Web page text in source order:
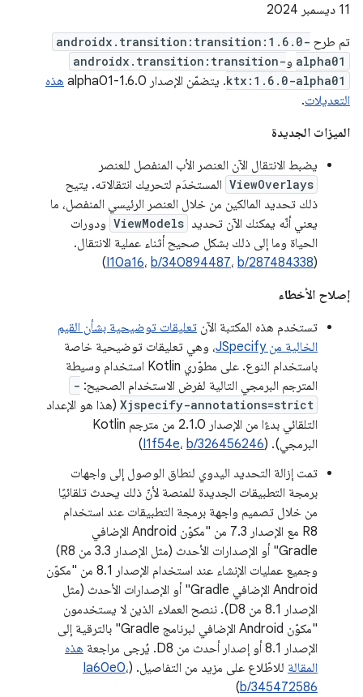
‫11 ديسمبر 2024
تم طرح androidx.transition:transition:1.6.0-
alpha01 وandroidx.transition:transition-
ktx:1.6.0-alpha01. يتضمّن الإصدار 1.6.0-alpha01
هذه
التعديلات.
الميزات الجديدة
يضبط الانتقال الآن العنصر الأب المنفصل للعنصر
ViewOverlays المستخدَم لتحريك انتقالاته. يتيح
ذلك تحديد المالكين من خلال العنصر الرئيسي المنفصل، ما
يعني أنّه يمكنك الآن تحديد ViewModels ودورات
الحياة وما إلى ذلك بشكل صحيح أثناء عملية الانتقال.
(
I10a16، b/340894487، b/287484338
)
إصلاح الأخطاء
تستخدم هذه المكتبة الآن تعليقات توضيحية بشأن القيم
الخالية من JSpecify
، وهي تعليقات توضيحية خاصة
باستخدام النوع. على مطوّري Kotlin استخدام وسيطة
المترجم البرمجي التالية لفرض الاستخدام الصحيح: -
Xjspecify-annotations=strict (هذا هو الإعداد
التلقائي بدءًا من الإصدار 2.1.0 من مترجم Kotlin
البرمجي). (
I1f54e، b/326456246
)
تمت إزالة التحديد اليدوي لنطاق الوصول إلى واجهات
برمجة التطبيقات الجديدة للمنصة لأنّ ذلك يحدث تلقائيًا
من خلال تصميم واجهة برمجة التطبيقات عند استخدام
R8 مع الإصدار 7.3 من "مكوّن Android الإضافي
Gradle" أو الإصدارات الأحدث (مثل الإصدار 3.3 من R8)
وجميع عمليات الإنشاء عند استخدام الإصدار 8.1 من "مكوّن
Android الإضافي Gradle" أو الإصدارات الأحدث (مثل
الإصدار 8.1 من D8). ننصح العملاء الذين لا يستخدمون
"مكوّن Android الإضافي لبرنامج Gradle" بالترقية إلى
الإصدار 8.1 أو إصدار أحدث من D8. يُرجى مراجعة
هذه
المقالة للاطّلاع على مزيد من التفاصيل. ( Ia60e0،
b/345472586
)